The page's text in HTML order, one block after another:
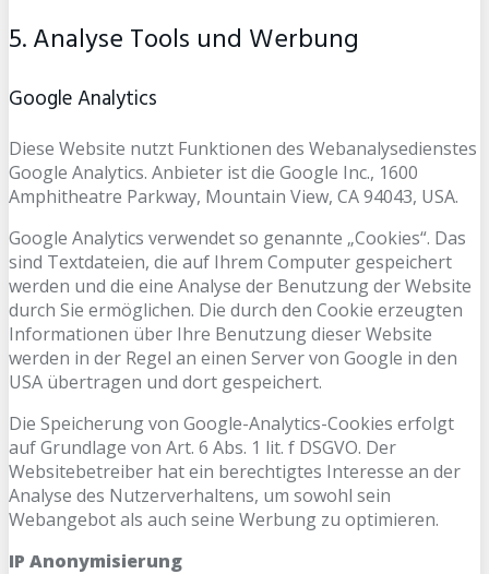
5. Analyse Tools und Werbung
Google Analytics
Diese Website nutzt Funktionen des Webanalysedienstes
Google Analytics. Anbieter ist die Google Inc., 1600
Amphitheatre Parkway, Mountain View, CA 94043, USA.
Google Analytics verwendet so genannte „Cookies“. Das
sind Textdateien, die auf Ihrem Computer gespeichert
werden und die eine Analyse der Benutzung der Website
durch Sie ermöglichen. Die durch den Cookie erzeugten
Informationen über Ihre Benutzung dieser Website
werden in der Regel an einen Server von Google in den
USA übertragen und dort gespeichert.
Die Speicherung von Google-Analytics-Cookies erfolgt
auf Grundlage von Art. 6 Abs. 1 lit. f DSGVO. Der
Websitebetreiber hat ein berechtigtes Interesse an der
Analyse des Nutzerverhaltens, um sowohl sein
Webangebot als auch seine Werbung zu optimieren.
IP Anonymisierung